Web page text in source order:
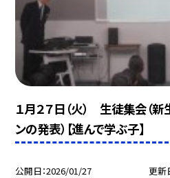
１月２７日（火） 生徒集会（
ンの発表）【進んで学ぶ子】
公開日 2026/01/27 更新